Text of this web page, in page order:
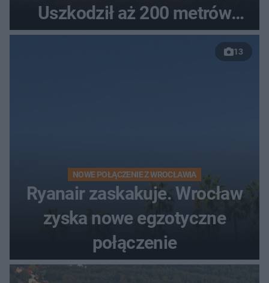
Uszkodził aż 200 metrów
nowej drogi
13
NOWE POŁĄCZENIE Z WROCŁAWIA
Ryanair zaskakuje. Wrocław
zyska nowe egzotyczne
połączenie